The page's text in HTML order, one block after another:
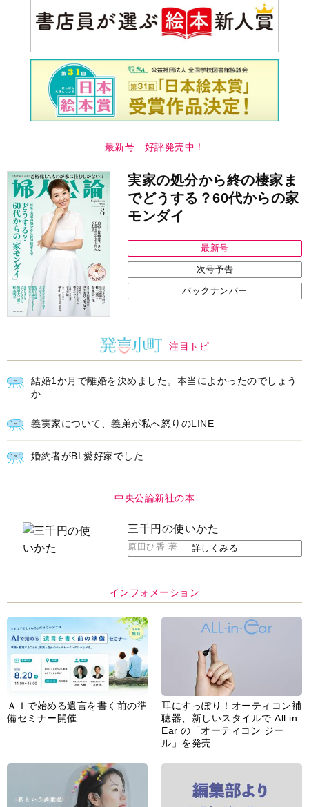
最新号 好評発売中！
実家の処分から終の棲家ま
でどうする？60代からの家
モンダイ
最新号
次号予告
バックナンバー
注目トピ
結婚1か月で離婚を決めました。本当によかったのでしょう
か
義実家について、義弟が私へ怒りのLINE
婚約者がBL愛好家でした
中央公論新社の本
三千円の使いかた
原田ひ香 著 詳しくみる
インフォメーション
ＡＩで始める遺言を書く前の準
備セミナー開催
耳にすっぽり！オーティコン補
聴器、新しいスタイルで All in
Ear の「オーティコン ジー
ル」を発売